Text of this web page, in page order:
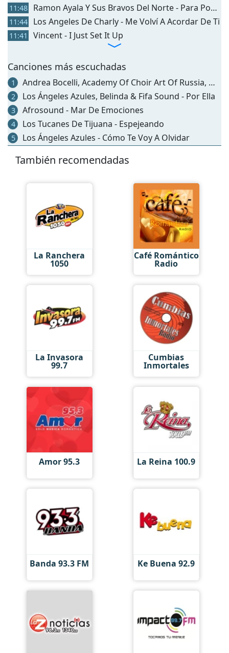
11:48 Ramon Ayala Y Sus Bravos Del Norte - Para Poder Llegar A Ti
11:44 Los Angeles De Charly - Me Volví A Acordar De Ti
11:41 Vincent - I Just Set It Up
Canciones más escuchadas
1 Andrea Bocelli, Academy Of Choir Art Of Russia, Moscow Radio Symphony Orchestra & Vladimir Fedoseyev - Schubert: Ave Maria
2 Los Ángeles Azules, Belinda & Fifa Sound - Por Ella
3 Afrosound - Mar De Emociones
4 Los Tucanes De Tijuana - Espejeando
5 Los Ángeles Azules - Cómo Te Voy A Olvidar
También recomendadas
La Ranchera
1050
Café Romántico
Radio
La Invasora
99.7
Cumbias
Inmortales
Amor 95.3 La Reina 100.9
Banda 93.3 FM Ke Buena 92.9